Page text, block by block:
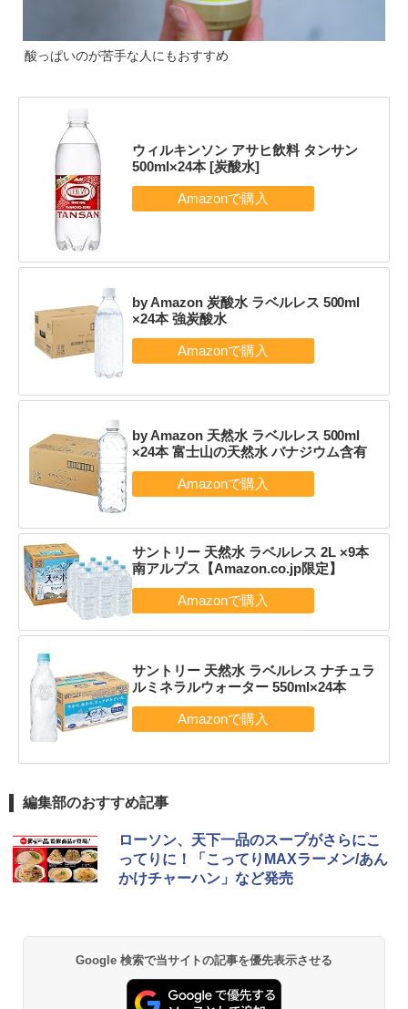
酸っぱいのが苦手な人にもおすすめ
ウィルキンソン アサヒ飲料 タンサン
500ml×24本 [炭酸水]
by Amazon 炭酸水 ラベルレス 500ml
×24本 強炭酸水
by Amazon 天然水 ラベルレス 500ml
×24本 富士山の天然水 バナジウム含有
サントリー 天然水 ラベルレス 2L ×9本
南アルプス【Amazon.co.jp限定】
サントリー 天然水 ラベルレス ナチュラ
ルミネラルウォーター 550ml×24本
編集部のおすすめ記事
ローソン、天下一品のスープがさらにこ
ってりに！「こってりMAXラーメン/あん
かけチャーハン」など発売
Google 検索で当サイトの記事を優先表示させる